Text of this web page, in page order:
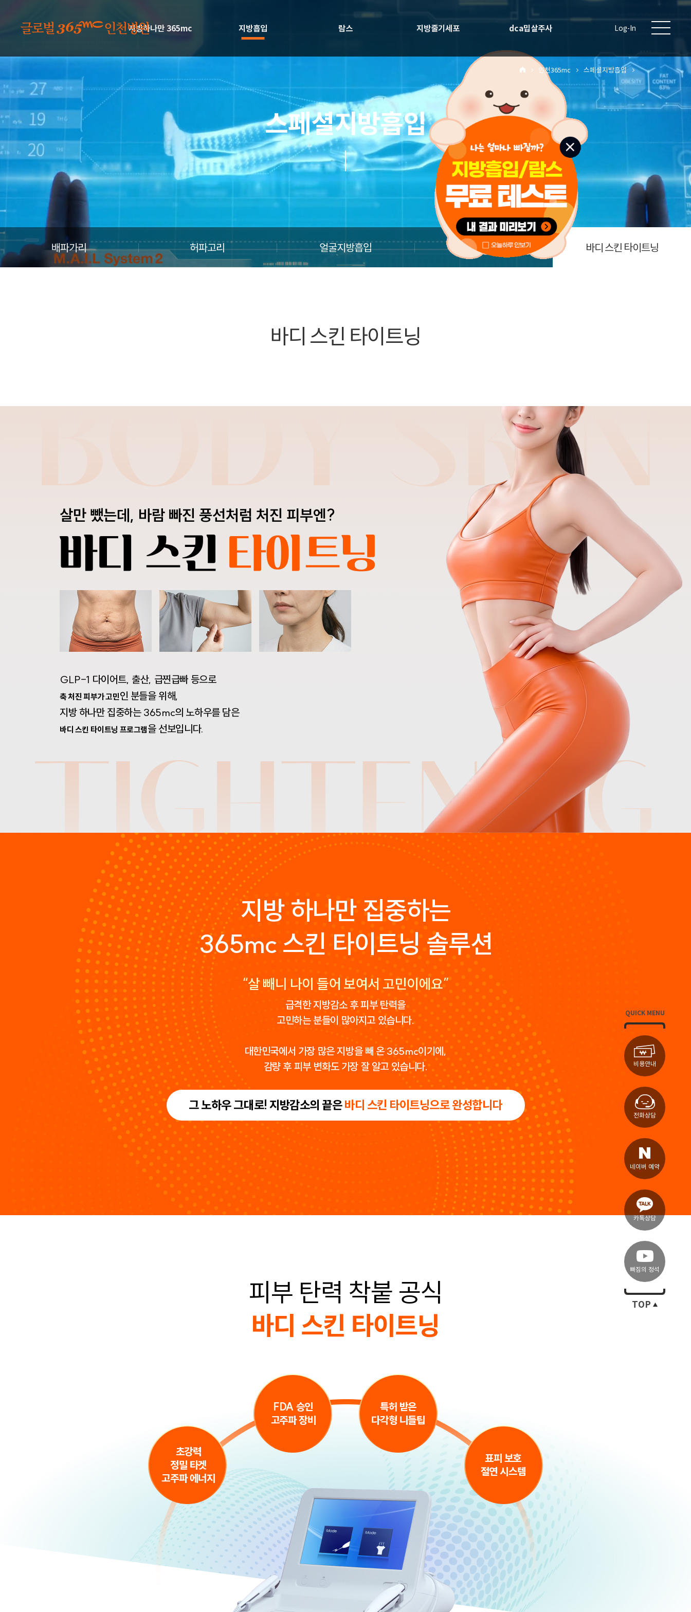
지방하나만 365mc 지방흡입 람스 지방줄기세포 dca밉살주사 Log-In
인천365mc 스페셜지방흡입
스페셜지방흡입
배파가리 허파고리 얼굴지방흡입 웨딩에디션 깍드레 바디 스킨 타이트닝
바디 스킨 타이트닝
살만 뺐는데, 바람 빠진 풍선처럼 처진 피부엔?
GLP-1 다이어트, 출산, 급찐급빠 등으로
축 처진 피부가 고민인 분들을 위해,
지방 하나만 집중하는 365mc의 노하우를 담은
바디 스킨 타이트닝 프로그램을 선보입니다.
지방 하나만 집중하는
365mc 스킨 타이트닝 솔루션
“살 빼니 나이 들어 보여서 고민이에요”
급격한 지방감소 후 피부 탄력을
고민하는 분들이 많아지고 있습니다.
대한민국에서 가장 많은 지방을 빼 온 365mc이기에,
감량 후 피부 변화도 가장 잘 알고 있습니다.
그 노하우 그대로! 지방감소의 끝은바디 스킨 타이트닝으로 완성합니다
피부 탄력 착붙 공식
바디 스킨 타이트닝
초강력
정밀 타겟
고주파 에너지
FDA 승인
고주파 장비
특허 받은
다각형 니들팁
표피 보호
절연 시스템
QUICK MENU
비용안내
전화상담
네이버 예약
카톡상담
빠짐의 정석
TOP